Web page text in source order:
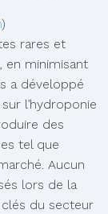
)
rares et
en minimisant
a développé
l’hydroponie
des
tel que
Aucun
lors de la
du secteur